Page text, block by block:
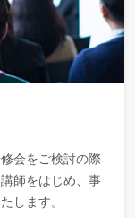
会をご検討の際
師をはじめ、事
します。